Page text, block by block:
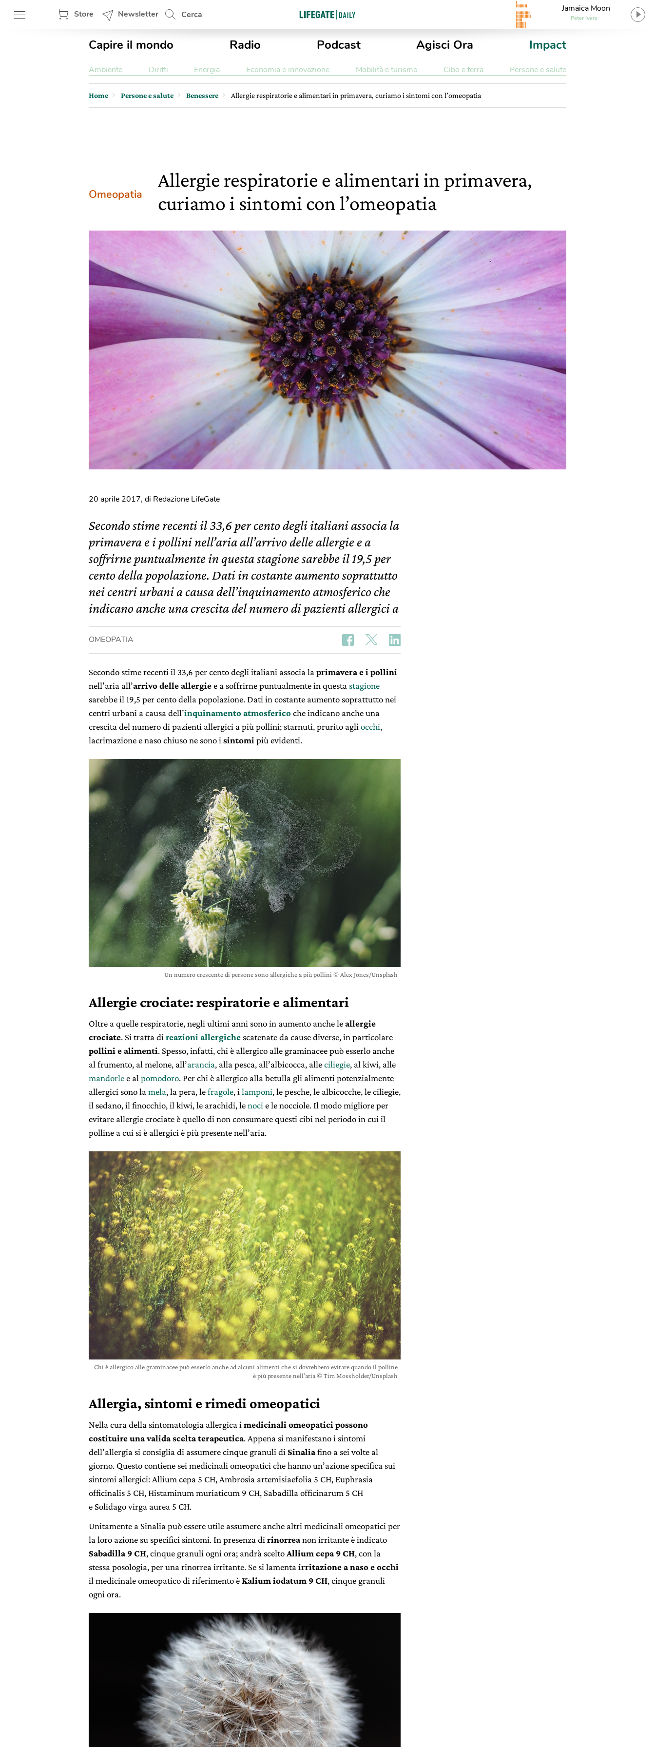
Store Newsletter Cerca
Jamaica Moon
Peter Ivers
Capire il mondo Radio Podcast Agisci Ora Impact
Ambiente Diritti Energia Economia e innovazione Mobilità e turismo Cibo e terra Persone e salute
Home Persone e salute Benessere Allergie respiratorie e alimentari in primavera, curiamo i sintomi con l’omeopatia
Omeopatia
Allergie respiratorie e alimentari in primavera,
curiamo i sintomi con l’omeopatia
20 aprile 2017, di Redazione LifeGate
Secondo stime recenti il 33,6 per cento degli italiani associa la
primavera e i pollini nell’aria all’arrivo delle allergie e a
soffrirne puntualmente in questa stagione sarebbe il 19,5 per
cento della popolazione. Dati in costante aumento soprattutto
nei centri urbani a causa dell’inquinamento atmosferico che
indicano anche una crescita del numero di pazienti allergici a
OMEOPATIA
Secondo stime recenti il 33,6 per cento degli italiani associa la primavera e i pollini
nell’aria all’arrivo delle allergiee a soffrirne puntualmente in questa stagione
sarebbe il 19,5 per cento della popolazione. Dati in costante aumento soprattutto nei
centri urbani a causa dell’inquinamento atmosfericoche indicano anche una
crescita del numero di pazienti allergici a più pollini; starnuti, prurito agli occhi,
lacrimazione e naso chiuso ne sono i sintomi più evidenti.
Un numero crescente di persone sono allergiche a più pollini © Alex Jones/Unsplash
Allergie crociate: respiratorie e alimentari
Oltre a quelle respiratorie, negli ultimi anni sono in aumento anche leallergie
crociate. Si tratta di reazioni allergiche scatenate da cause diverse, in particolare
pollini e alimenti. Spesso, infatti, chi è allergico alle graminacee può esserlo anche
al frumento, al melone, all’arancia, alla pesca, all’albicocca, alleciliegie, al kiwi, alle
mandorlee al pomodoro. Per chi è allergico alla betulla gli alimenti potenzialmente
allergici sono la mela, la pera, lefragole, i lamponi, le pesche, le albicocche, le ciliegie,
il sedano, il finocchio, il kiwi, le arachidi, lenoci e le nocciole. Il modo migliore per
evitare allergie crociate è quello di non consumare questi cibi nel periodo in cui il
polline a cui si è allergici è più presente nell’aria.
Chi è allergico alle graminacee può esserlo anche ad alcuni alimenti che si dovrebbero evitare quando il polline
è più presente nell’aria © Tim Mossholder/Unsplash
Allergia, sintomi e rimedi omeopatici
Nella cura della sintomatologia allergica i medicinali omeopatici possono
costituire una valida scelta terapeutica. Appena si manifestano i sintomi
dell’allergia si consiglia di assumere cinque granuli di Sinaliafino a sei volte al
giorno. Questo contiene sei medicinali omeopatici che hanno un’azione specifica sui
sintomi allergici: Allium cepa 5 CH, Ambrosia artemisiaefolia 5 CH, Euphrasia
officinalis 5 CH, Histaminum muriaticum 9 CH, Sabadilla officinarum 5 CH
e Solidago virga aurea 5 CH.
Unitamente a Sinalia può essere utile assumere anche altri medicinali omeopatici per
la loro azione su specifici sintomi. In presenza di rinorreanon irritante è indicato
Sabadilla 9 CH, cinque granuli ogni ora; andrà sceltoAllium cepa 9 CH, con la
stessa posologia, per una rinorrea irritante. Se si lamenta irritazione a naso e occhi
il medicinale omeopatico di riferimento èKalium iodatum 9 CH, cinque granuli
ogni ora.